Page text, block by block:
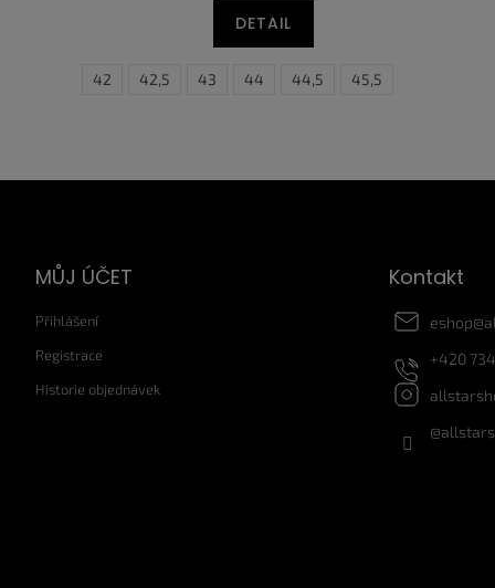
DETAIL
42 42,5 43 44 44,5 45,5
Z
MŮJ ÚČET
Přihlášení
Registrace
Historie objednávek
Kontakt
eshop@
+420